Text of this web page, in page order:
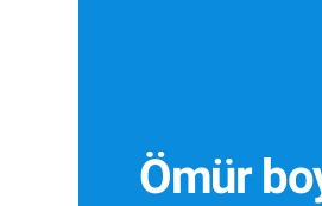
Ömür